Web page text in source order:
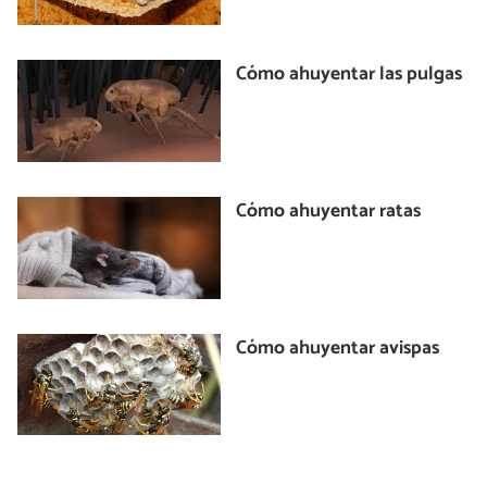
Cómo ahuyentar las pulgas
Cómo ahuyentar ratas
Cómo ahuyentar avispas